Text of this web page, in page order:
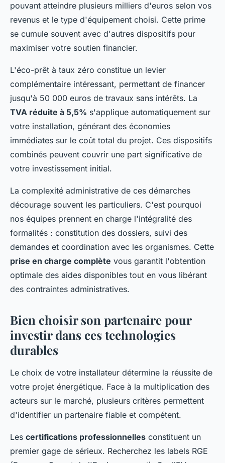
pouvant atteindre plusieurs milliers d'euros selon vos
revenus et le type d'équipement choisi. Cette prime
se cumule souvent avec d'autres dispositifs pour
maximiser votre soutien financier.
L'éco-prêt à taux zéro constitue un levier
complémentaire intéressant, permettant de financer
jusqu'à 50 000 euros de travaux sans intérêts. La
TVA réduite à 5,5% s'applique automatiquement sur
votre installation, générant des économies
immédiates sur le coût total du projet. Ces dispositifs
combinés peuvent couvrir une part significative de
votre investissement initial.
La complexité administrative de ces démarches
décourage souvent les particuliers. C'est pourquoi
nos équipes prennent en charge l'intégralité des
formalités : constitution des dossiers, suivi des
demandes et coordination avec les organismes. Cette
prise en charge complète vous garantit l'obtention
optimale des aides disponibles tout en vous libérant
des contraintes administratives.
Bien choisir son partenaire pour
investir dans ces technologies
durables
Le choix de votre installateur détermine la réussite de
votre projet énergétique. Face à la multiplication des
acteurs sur le marché, plusieurs critères permettent
d'identifier un partenaire fiable et compétent.
Les certifications professionnelles constituent un
premier gage de sérieux. Recherchez les labels RGE